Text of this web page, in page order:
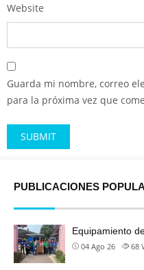
Website
Guarda mi nombre, correo
para la próxima vez que
PUBLICACIONES
Equipamiento
04 Ago 26 68